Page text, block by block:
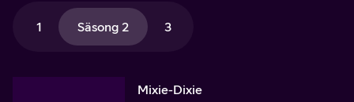
1 Säsong 2 3
Mixie-Dixie